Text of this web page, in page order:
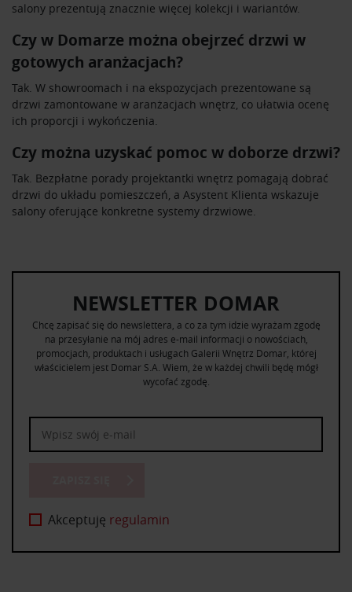
salony prezentują znacznie więcej kolekcji i wariantów.
Czy w Domarze można obejrzeć drzwi w
gotowych aranżacjach?
Tak. W showroomach i na ekspozycjach prezentowane są
drzwi zamontowane w aranżacjach wnętrz, co ułatwia ocenę
ich proporcji i wykończenia.
Czy można uzyskać pomoc w doborze drzwi?
Tak. Bezpłatne porady projektantki wnętrz pomagają dobrać
drzwi do układu pomieszczeń, a Asystent Klienta wskazuje
salony oferujące konkretne systemy drzwiowe.
NEWSLETTER DOMAR
Chcę zapisać się do newslettera, a co za tym idzie wyrażam zgodę
na przesyłanie na mój adres e-mail informacji o nowościach,
promocjach, produktach i usługach Galerii Wnętrz Domar, której
właścicielem jest Domar S.A. Wiem, że w każdej chwili będę mógł
wycofać zgodę.
Akceptuję regulamin